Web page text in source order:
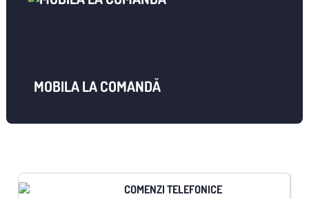
MOBILA LA COMANDĂ
COMENZI TELEFONICE